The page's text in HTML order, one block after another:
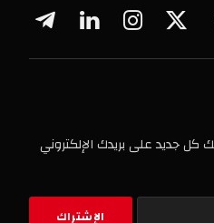
الانستغراملينكدإن تيلقرام
على بريدك الإلكتروني